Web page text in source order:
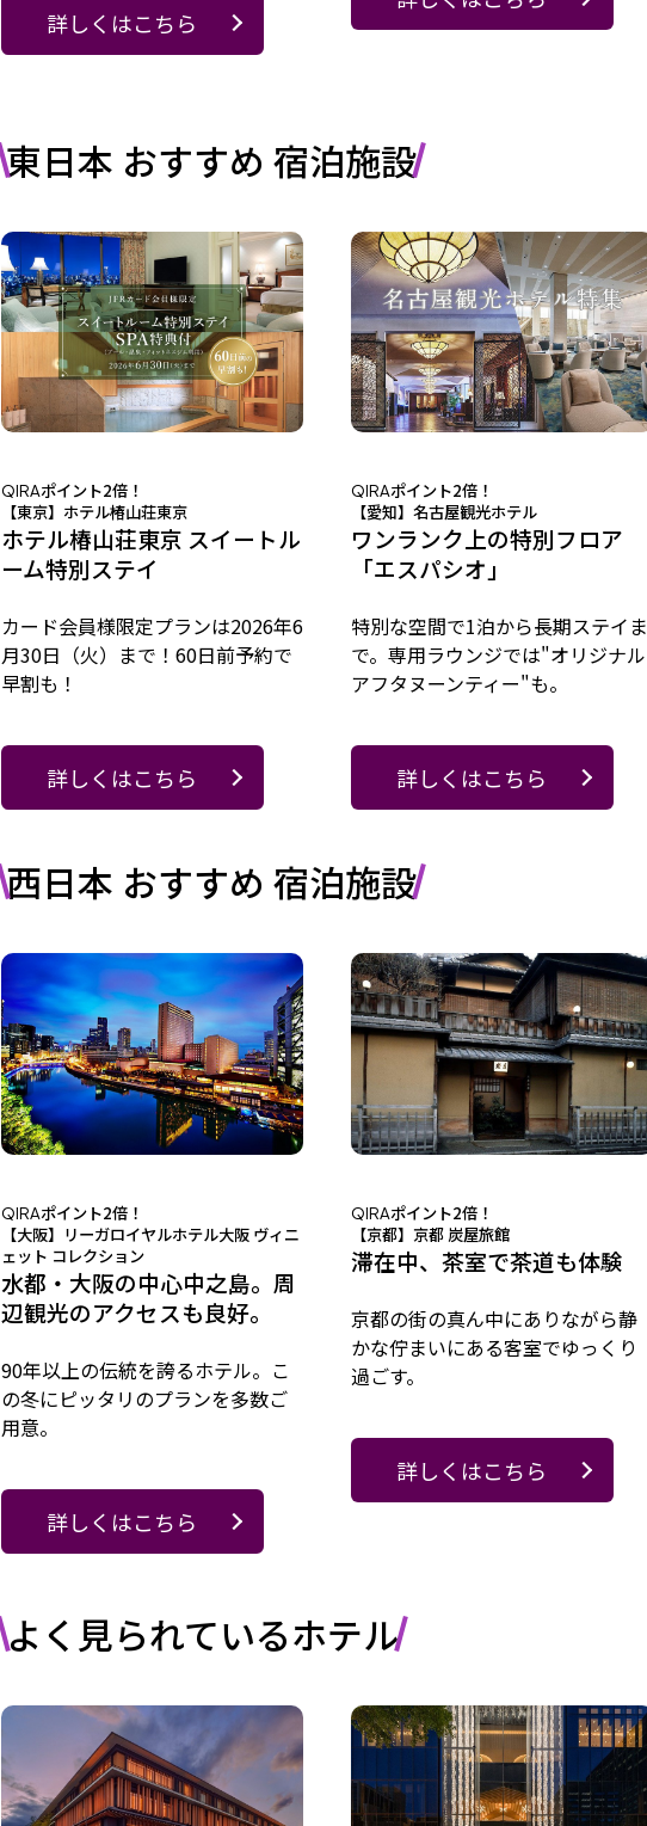
詳しくはこちら
東日本 おすすめ 宿泊施設
QIRAポイント2倍！
【東京】ホテル椿山荘東京
ホテル椿山荘東京 スイートル
ーム特別ステイ
カード会員様限定プランは2026年6
月30日（火）まで！60日前予約で
早割も！
詳しくはこちら
QIRAポイント2倍！
【愛知】名古屋観光ホテル
ワンランク上の特別フロア
「エスパシオ」
特別な空間で1泊から長期ステイま
で。専用ラウンジでは"オリジナル
アフタヌーンティー"も。
詳しくはこちら
西日本 おすすめ 宿泊施設
QIRAポイント2倍！
【大阪】リーガロイヤルホテル大阪 ヴィニ
ェット コレクション
水都・大阪の中心中之島。周
辺観光のアクセスも良好。
90年以上の伝統を誇るホテル。こ
の冬にピッタリのプランを多数ご
用意。
詳しくはこちら
QIRAポイント2倍！
【京都】京都 炭屋旅館
滞在中、茶室で茶道も体験
京都の街の真ん中にありながら静
かな佇まいにある客室でゆっくり
過ごす。
詳しくはこちら
よく見られているホテル